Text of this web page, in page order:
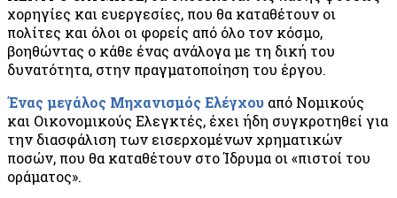
χορηγίες και ευεργεσίες, που θα καταθέτουν οι
πολίτες και όλοι οι φορείς από όλο τον κόσμο,
βοηθώντας ο κάθε ένας ανάλογα με τη δική του
δυνατότητα, στην πραγματοποίηση του έργου.
Ένας μεγάλος Μηχανισμός Ελέγχου από Νομικούς
και Οικονομικούς Ελεγκτές, έχει ήδη συγκροτηθεί για
την διασφάλιση των εισερχομένων χρηματικών
ποσών, που θα καταθέτουν στο Ίδρυμα οι «πιστοί του
οράματος».